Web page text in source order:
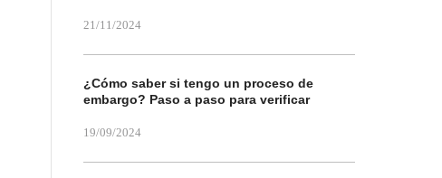
21/11/2024
¿Cómo saber si tengo un proceso de
embargo? Paso a paso para verificar
19/09/2024